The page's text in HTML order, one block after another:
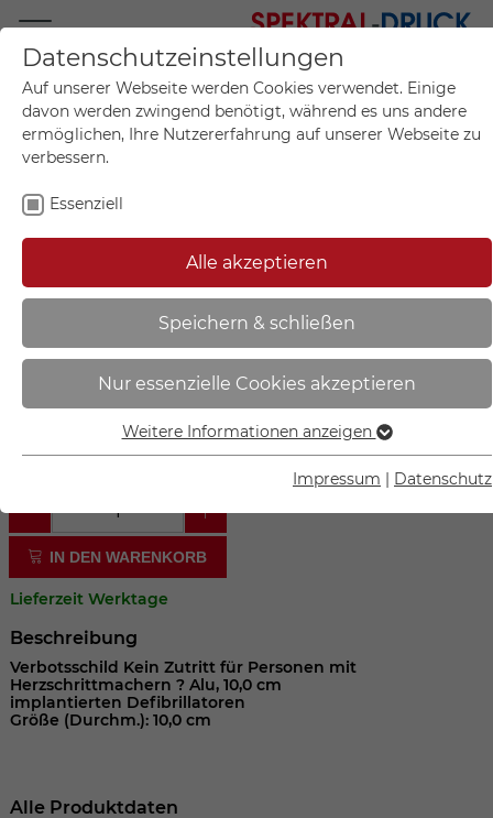
Mo.-Fr. 09:00-17:00
+49 (0)711 55 75 25
Mein Konto
Mein Warenkorb
Sie sind hier: Start
Verbotsschild | Kein Zutritt für
Personen mit Herzschrittmachern
oder - 11.A6261
IN DEN WARENKORB
Lieferzeit Werktage
Beschreibung
Verbotsschild Kein Zutritt für Personen mit
Herzschrittmachern ? Alu, 10,0 cm
implantierten Defibrillatoren
Größe (Durchm.): 10,0 cm
Alle Produktdaten
Datenschutzeinstellungen
Auf unserer Webseite werden Cookies verwendet. Einige
davon werden zwingend benötigt, während es uns andere
ermöglichen, Ihre Nutzererfahrung auf unserer Webseite zu
verbessern.
Essenziell
Alle akzeptieren
Speichern & schließen
Nur essenzielle Cookies akzeptieren
Essenziell
Essenzielle Cookies werden für grundlegende Funktionen
die Webseite einwandfrei funktioniert.
Name cookie_optin
Laufzeit 1 Jahr
Dieses Cookie wird verwendet, um Ihre
Cookie-Informationen anzeigen
Weitere Informationen anzeigen
Impressum Datenschutz